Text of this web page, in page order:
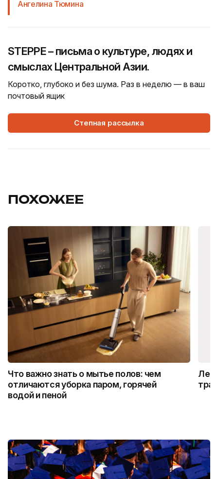
Ангелина Тюмина
STEPPE – письма о культуре, людях и
смыслах Центральной Азии.
Коротко, глубоко и без шума. Раз в неделю — в ваш
почтовый ящик
Степная рассылка
ПОХОЖЕЕ
Что важно знать о мытье полов: чем
отличаются уборка паром, горячей
водой и пеной